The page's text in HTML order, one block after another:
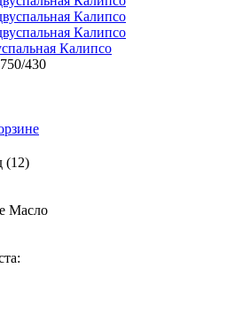
Калипсо
750/430
(12)
Масло